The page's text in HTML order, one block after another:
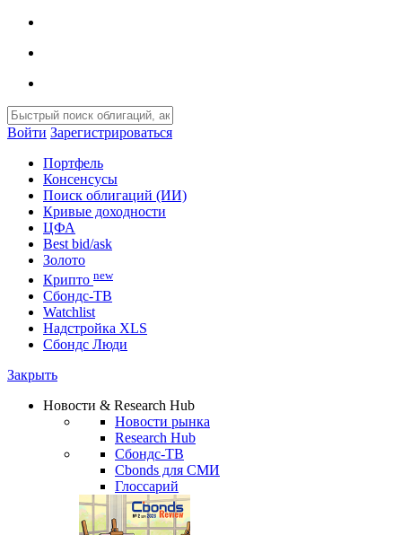
Войти Зарегистрироваться
Портфель
Консенсусы
Поиск облигаций (ИИ)
Кривые доходности
ЦФА
Best bid/ask
Золото
Крипто new
Сбондс-ТВ
Watchlist
Надстройка XLS
Сбондс Люди
Закрыть
Новости & Research Hub
Новости рынка
Research Hub
Сбондс-ТВ
Cbonds для СМИ
Глоссарий